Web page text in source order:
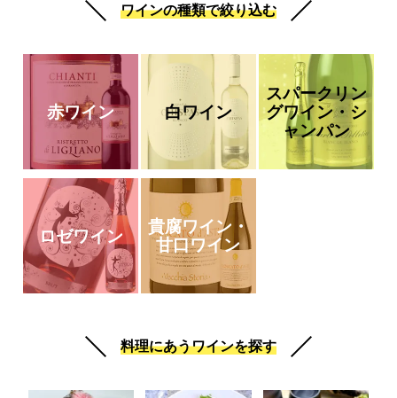
ワインの種類で絞り込む
赤ワイン 白ワイン
スパークリン
グワイン・シ
ャンパン
ロゼワイン
貴腐ワイン・
甘口ワイン
料理にあうワインを探す